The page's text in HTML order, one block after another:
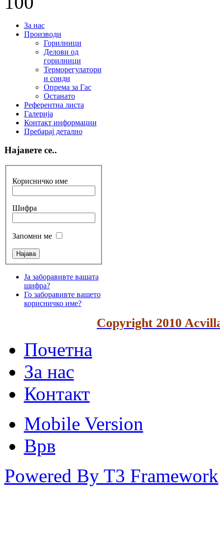
За нас
Производи
Горилници
Делови од
горилници
Терморегулатори
и сонди
Опрема за Гас
Останато
Референтна листа
Галерија
Контакт информации
Пребарај детално
Најавете се..
Корисничко име
Шифра
Запомни ме
Ја заборавивте вашата
шифра?
Го заборавивте вашето
корисничко име?
Copyright 2010
Почетна
За нас
Контакт
Mobile Version
Врв
Powered By T3 Framework